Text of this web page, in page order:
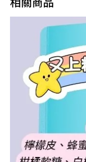
始
格：
NT$590。
目
格